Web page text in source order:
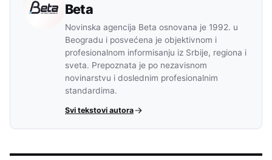
Beta
Novinska agencija Beta osnovana je 1992. u
Beogradu i posvećena je objektivnom i
profesionalnom informisanju iz Srbije, regiona i
sveta. Prepoznata je po nezavisnom
novinarstvu i doslednim profesionalnim
standardima.
Svi tekstovi autora